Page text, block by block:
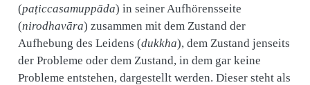
(paṭiccasamuppāda) in seiner Aufhörensseite
(nirodhavāra) zusammen mit dem Zustand der
Aufhebung des Leidens (dukkha), dem Zustand jenseits
der Probleme oder dem Zustand, in dem gar keine
Probleme entstehen, dargestellt werden. Dieser steht als